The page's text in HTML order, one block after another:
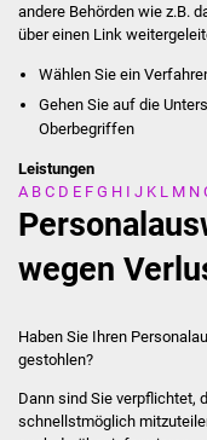
andere Behörden wie z.B.
über einen Link
Wählen Sie ein
Gehen Sie auf die
Oberbegriffen
Leistungen
A B C D E F G H I J K L M N
wegen
Haben Sie Ihren
gestohlen?
Dann sind Sie verpflichtet,
schnellstmöglich